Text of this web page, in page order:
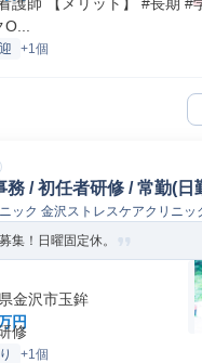
+1個
務 / 初任者研修 / 常勤(日
ック 金沢ストレスケアクリニッ
集！日曜固定休。
金沢市玉鉾
円
修
+1個